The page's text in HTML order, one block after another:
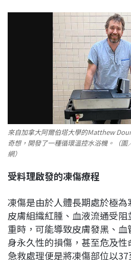
來自加拿大阿爾伯塔大學的Matthew
奇想，開發了一種循環溫控水浴機。（
網）
受料理啟發的凍傷療程
凍傷是由於人體長期處於極
皮膚組織紅腫、血液流通受
重時，可能導致皮膚發黑、
身永久性的損傷，甚至危及
急救處理便是將凍傷部位以